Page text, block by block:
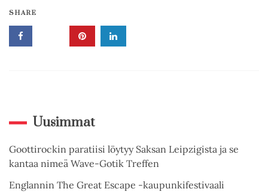
SHARE
Uusimmat
Goottirockin paratiisi löytyy Saksan Leipzigista ja se
kantaa nimeä Wave-Gotik Treffen
Englannin The Great Escape -kaupunkifestivaali